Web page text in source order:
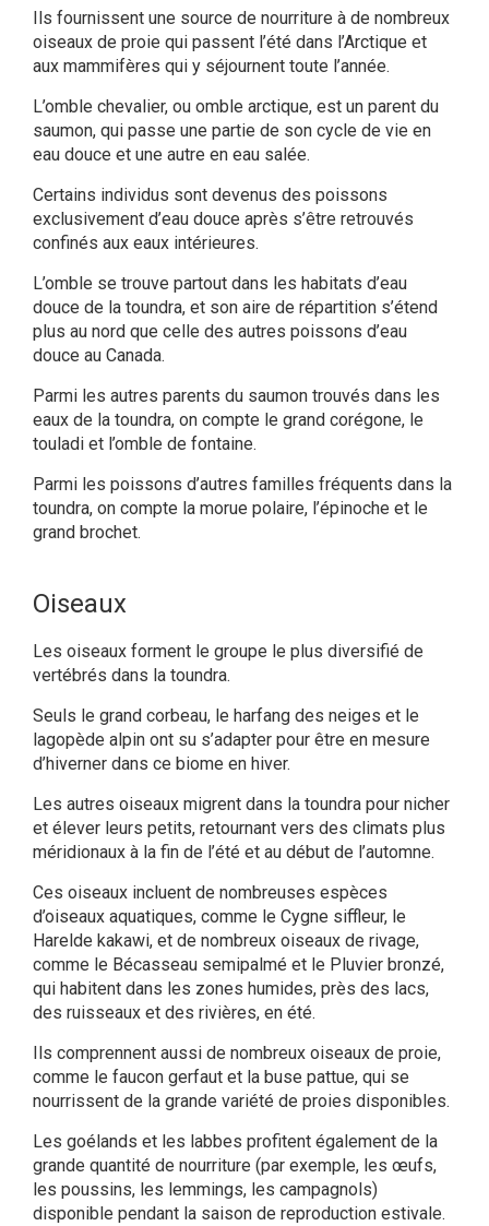
Ils fournissent une source de nourriture à de nombreux
oiseaux de proie qui passent l’été dans l’Arctique et
aux mammifères qui y séjournent toute l’année.
L’omble chevalier, ou omble arctique, est un parent du
saumon, qui passe une partie de son cycle de vie en
eau douce et une autre en eau salée.
Certains individus sont devenus des poissons
exclusivement d’eau douce après s’être retrouvés
confinés aux eaux intérieures.
L’omble se trouve partout dans les habitats d’eau
douce de la toundra, et son aire de répartition s’étend
plus au nord que celle des autres poissons d’eau
douce au Canada.
Parmi les autres parents du saumon trouvés dans les
eaux de la toundra, on compte le grand corégone, le
touladi et l’omble de fontaine.
Parmi les poissons d’autres familles fréquents dans la
toundra, on compte la morue polaire, l’épinoche et le
grand brochet.
Oiseaux
Les oiseaux forment le groupe le plus diversifié de
vertébrés dans la toundra.
Seuls le grand corbeau, le harfang des neiges et le
lagopède alpin ont su s’adapter pour être en mesure
d’hiverner dans ce biome en hiver.
Les autres oiseaux migrent dans la toundra pour nicher
et élever leurs petits, retournant vers des climats plus
méridionaux à la fin de l’été et au début de l’automne.
Ces oiseaux incluent de nombreuses espèces
d’oiseaux aquatiques, comme le Cygne siffleur, le
Harelde kakawi, et de nombreux oiseaux de rivage,
comme le Bécasseau semipalmé et le Pluvier bronzé,
qui habitent dans les zones humides, près des lacs,
des ruisseaux et des rivières, en été.
Ils comprennent aussi de nombreux oiseaux de proie,
comme le faucon gerfaut et la buse pattue, qui se
nourrissent de la grande variété de proies disponibles.
Les goélands et les labbes profitent également de la
grande quantité de nourriture (par exemple, les œufs,
les poussins, les lemmings, les campagnols)
disponible pendant la saison de reproduction estivale.